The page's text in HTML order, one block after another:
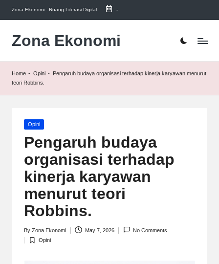
Skip
content
Zona Ekonomi - Ruang Literasi Digital -
Zona Ekonomi
Ruang
Home - Opini -
Pengaruh budaya organisasi terhadap kinerja karyawan menurut
teori Robbins.
Posted
Opini
Pengaruh budaya
organisasi terhadap
kinerja karyawan
menurut teori
Robbins.
Posted
by
By Zona Ekonomi May 7, 2026 No Comments
Posted
Opini